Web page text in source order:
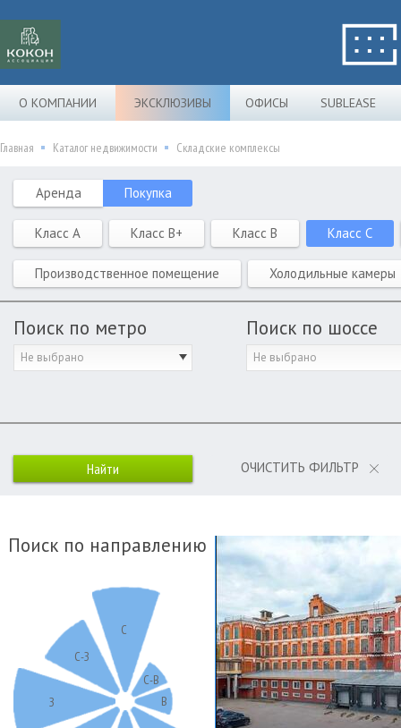
О КОМПАНИИ ЭКСКЛЮЗИВЫ ОФИСЫ SUBLEASE
Главная Каталог недвижимости Складские комплексы
Аренда Покупка
Класс A Класс B+ Класс B Класс C
Производственное помещение Холодильные камеры
Поиск по метро
Не выбрано
Поиск по шоссе
Не выбрано
ОЧИСТИТЬ ФИЛЬТР
Поиск по направлению
С
С-В
В
З
С-З